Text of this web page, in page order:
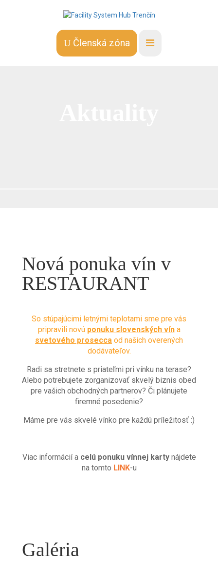
Členská zóna
Nová ponuka vín v
RESTAURANT
So stúpajúcimi letnými teplotami sme pre vás
pripravili novú ponuku slovenských vína
svetového prosecca od našich overených
dodávateľov.
Radi sa stretnete s priateľmi pri vínku na terase?
Alebo potrebujete zorganizovať skvelý biznis obed
pre vašich obchodných partnerov? Či plánujete
firemné posedenie?
Máme pre vás skvelé vínko pre každú príležitosť :)
Viac informácií acelú ponuku vínnej kartynájdete
na tomto LINK-u
Galéria